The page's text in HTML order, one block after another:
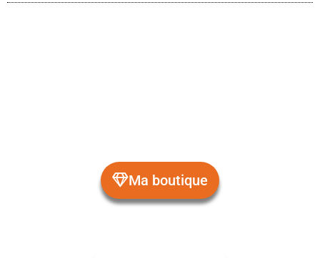
Ma boutique